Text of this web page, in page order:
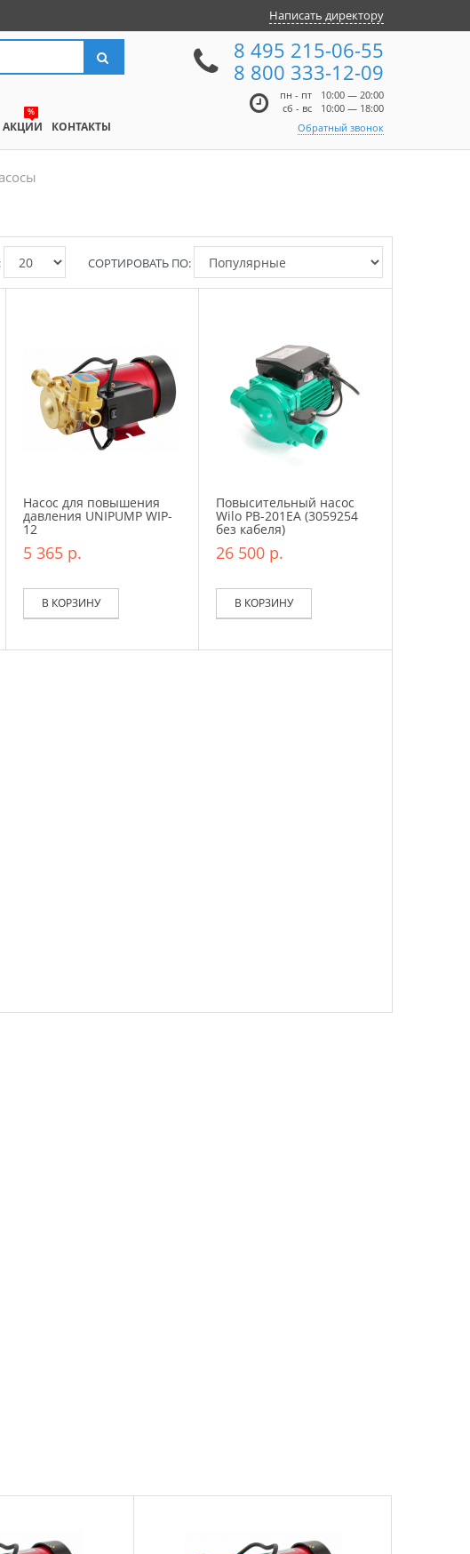
Написать директору
8 495 215-06-55
8 800 333-12-09
пн - пт
10:00 — 20:00
сб - вс
10:00 — 18:00
Обратный звонок
%
АКЦИИ КОНТАКТЫ
СОРТИРОВАТЬ ПО:
Насос для повышения
давления UNIPUMP WIP-
12
5 365 р.
В КОРЗИНУ
Повысительный насос
Wilo PB-201EA (3059254
без кабеля)
26 500 р.
В КОРЗИНУ